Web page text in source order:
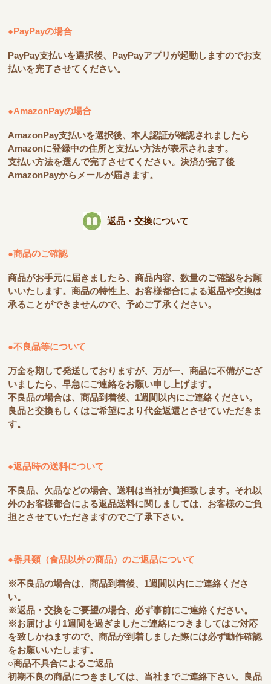
●PayPayの場合
PayPay支払いを選択後、PayPayアプリが起動しますのでお支
払いを完了させてください。
●AmazonPayの場合
AmazonPay支払いを選択後、本人認証が確認されましたら
Amazonに登録中の住所と支払い方法が表示されます。
支払い方法を選んで完了させてください。決済が完了後
AmazonPayからメールが届きます。
返品・交換について
●商品のご確認
商品がお手元に届きましたら、商品内容、数量のご確認をお願
いいたします。商品の特性上、お客様都合による返品や交換は
承ることができませんので、予めご了承ください。
●不良品等について
万全を期して発送しておりますが、万が一、商品に不備がござ
いましたら、早急にご連絡をお願い申し上げます。
不良品の場合は、商品到着後、1週間以内にご連絡ください。
良品と交換もしくはご希望により代金返還とさせていただきま
す。
●返品時の送料について
不良品、欠品などの場合、送料は当社が負担致します。それ以
外のお客様都合による返品送料に関しましては、お客様のご負
担とさせていただきますのでご了承下さい。
●器具類（食品以外の商品）のご返品について
※不良品の場合は、商品到着後、1週間以内にご連絡くださ
い。
※返品・交換をご要望の場合、必ず事前にご連絡ください。
※お届けより1週間を過ぎましたご連絡につきましてはご対応
を致しかねますので、商品が到着しました際には必ず動作確認
をお願いいたします。
○商品不具合によるご返品
初期不良の商品につきましては、当社までご連絡下さい。良品